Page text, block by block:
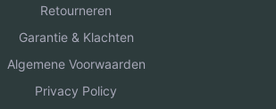
Retourneren
Garantie & Klachten
Algemene Voorwaarden
Privacy Policy